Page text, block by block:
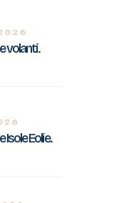
volanti.
Isole Eolie.